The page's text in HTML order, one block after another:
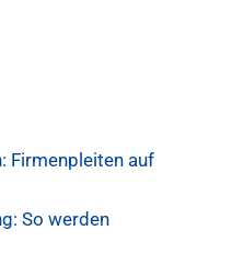
Firmenpleiten auf
So werden